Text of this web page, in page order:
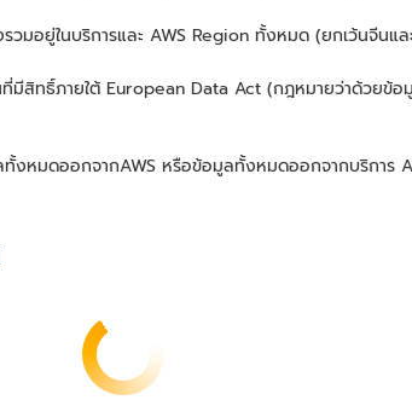
วมอยู่ในบริการและ AWS Region ทั้งหมด (ยกเว้นจีนแ
มีสิทธิ์ภายใต้ European Data Act (กฎหมายว่าด้วยข้
งหมดออกจากAWS หรือข้อมูลทั้งหมดออกจากบริการ